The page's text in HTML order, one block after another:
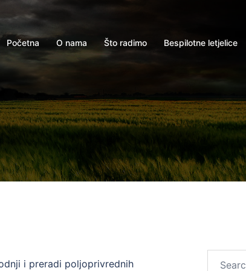
Početna O nama Što radimo Bespilotne letjelice
i preradi poljoprivrednih